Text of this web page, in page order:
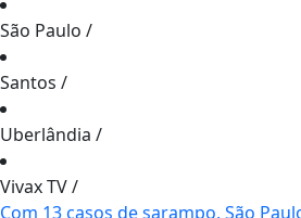
São Paulo /
Santos /
Uberlândia /
Vivax TV/
Com 13 casos de sarampo, São